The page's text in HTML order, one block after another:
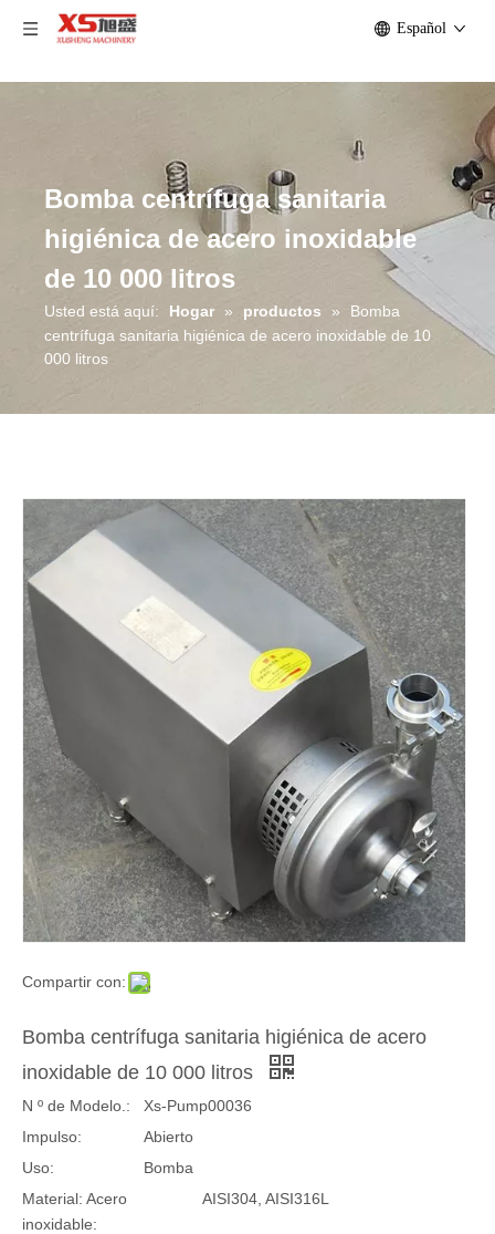
Español
Bomba centrífuga sanitaria
higiénica de acero inoxidable
de 10 000 litros
Usted está aquí: Hogar » productos »
Bomba
centrífuga sanitaria higiénica de acero inoxidable de 10
000 litros
Compartir con:
Bomba centrífuga sanitaria higiénica de acero
inoxidable de 10 000 litros
N º de Modelo.:
Xs-Pump00036
Impulso:
Abierto
Uso:
Bomba
Material: Acero
inoxidable:
AISI304, AISI316L